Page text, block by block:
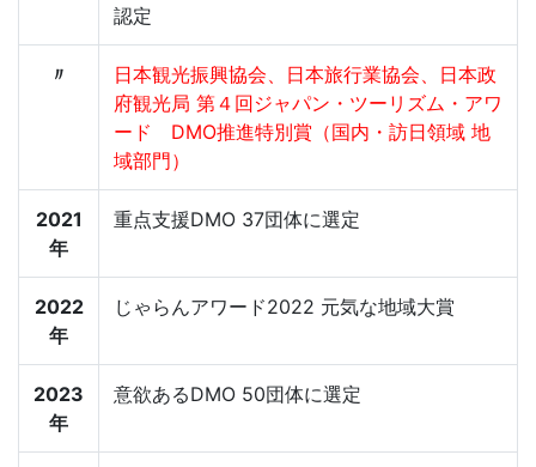
認定
〃
日本観光振興協会、日本旅行業協会、日本政
府観光局 第４回ジャパン・ツーリズム・アワ
ード DMO推進特別賞（国内・訪日領域 地
域部門）
2021
年
重点支援DMO 37団体に選定
2022
年
じゃらんアワード2022 元気な地域大賞
2023
年
意欲あるDMO 50団体に選定